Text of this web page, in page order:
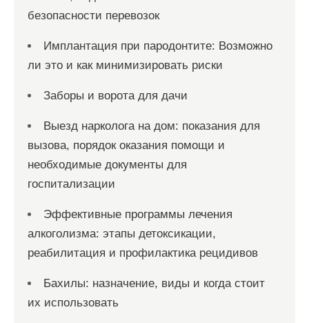
безопасности перевозок
Имплантация при пародонтите: Возможно
ли это и как минимизировать риски
Заборы и ворота для дачи
Выезд нарколога на дом: показания для
вызова, порядок оказания помощи и
необходимые документы для
госпитализации
Эффективные программы лечения
алкоголизма: этапы детоксикации,
реабилитация и профилактика рецидивов
Бахилы: назначение, виды и когда стоит
их использовать